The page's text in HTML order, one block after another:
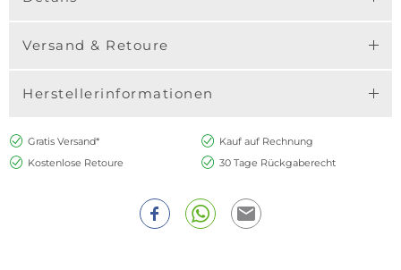
Versand & Retoure
Herstellerinformationen
Gratis Versand*
Kauf auf Rechnung
Kostenlose Retoure
30 Tage Rückgaberecht